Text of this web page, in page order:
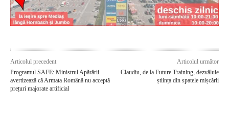
Articolul precedent
Programul SAFE: Ministrul Apărării
avertizează că Armata Română nu acceptă
prețuri majorate artificial
Articolul următor
Claudiu, de la Future Training, dezvăluie
știința din spatele mișcării